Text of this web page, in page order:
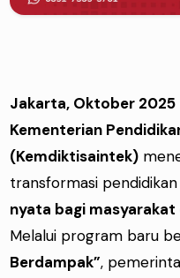
Jakarta, Oktober 2025
Kementerian
(Kemdiktisaintek)
transformasi
nyata bagi
Melalui program baru
Berdampak”,